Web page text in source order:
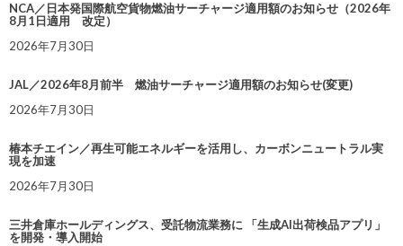
NCA／日本発国際航空貨物燃油サーチャージ適用額のお知らせ（2026年
8月1日適用 改定）
2026年7月30日
JAL／2026年8月前半 燃油サーチャージ適用額のお知らせ(変更)
2026年7月30日
椿本チエイン／再生可能エネルギーを活用し、カーボンニュートラル実
現を加速
2026年7月30日
三井倉庫ホールディングス、受託物流業務に 「生成AI出荷検品アプリ」
を開発・導入開始